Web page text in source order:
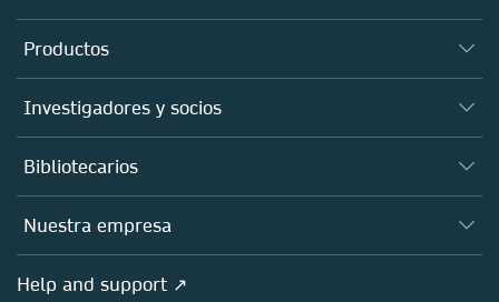
Productos
Revistas
Libros
Plataformas
Investigadores y socios
Autores
Editores
Open science
Bibliotecarios
Visión de conjunto
Productos
Concesión de licencias
Nuestra empresa
Visión de conjunto
Help and support ↗